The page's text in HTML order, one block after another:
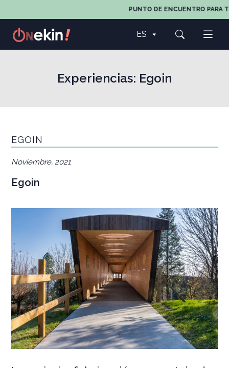
PUNTO DE ENCUENTRO PARA
ES
Experiencias: Egoin
EGOIN
Noviembre, 2021
Egoin